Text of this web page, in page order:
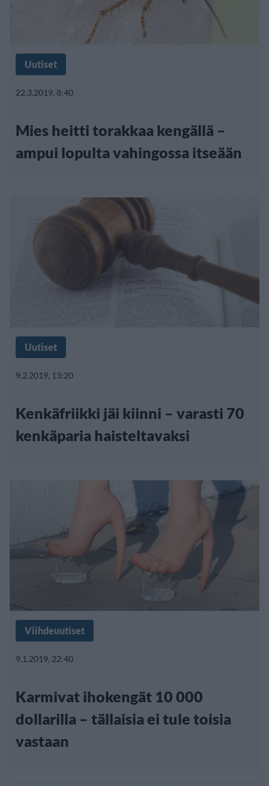
Uutiset
22.3.2019, 8:40
Mies heitti torakkaa kengällä –
ampui lopulta vahingossa itseään
Uutiset
9.2.2019, 13:20
Kenkäfriikki jäi kiinni – varasti 70
kenkäparia haisteltavaksi
Viihdeuutiset
9.1.2019, 22:40
Karmivat ihokengät 10 000
dollarilla – tällaisia ei tule toisia
vastaan